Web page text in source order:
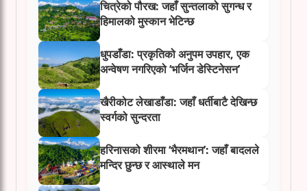
चित्रेको पौरख: जहाँ सुन्तलाको सुगन्ध र
हिमालको मुस्कान भेटिन्छ
धुपडाँडा: प्रकृतिको अनुपम उपहार, एक
अन्वेषण नगरिएको ‘भर्जिन डेस्टिनेसन’
खैरीकोट लेखाडाँडा: जहाँ धर्तीबाटै देखिन्छ
स्वर्गको सुन्दरता
हरिनासको शीरमा ‘भैरमथान’: जहाँ बादलले
मन्दिर छुन्छ र आस्थाले मन